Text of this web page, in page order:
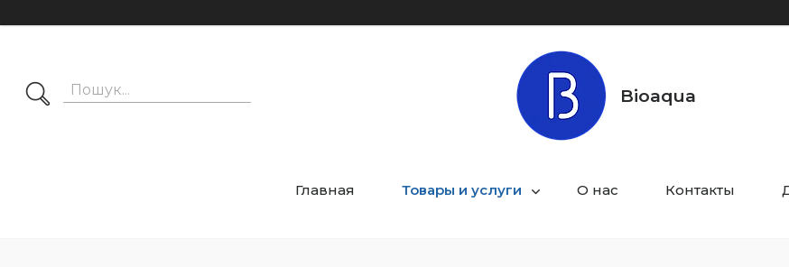
Bioaqua
Главная Товары и услуги О нас Контакты